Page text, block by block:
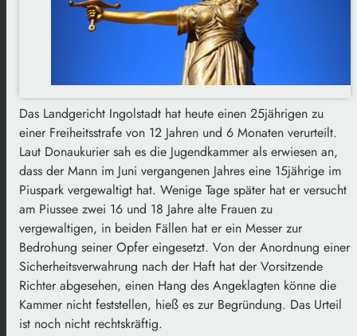
Das Landgericht Ingolstadt hat heute einen 25jährigen zu
einer Freiheitsstrafe von 12 Jahren und 6 Monaten verurteilt.
Laut Donaukurier sah es die Jugendkammer als erwiesen an,
dass der Mann im Juni vergangenen Jahres eine 15jährige im
Piuspark vergewaltigt hat. Wenige Tage später hat er versucht
am Piussee zwei 16 und 18 Jahre alte Frauen zu
vergewaltigen, in beiden Fällen hat er ein Messer zur
Bedrohung seiner Opfer eingesetzt. Von der Anordnung einer
Sicherheitsverwahrung nach der Haft hat der Vorsitzende
Richter abgesehen, einen Hang des Angeklagten könne die
Kammer nicht feststellen, hieß es zur Begründung. Das Urteil
ist noch nicht rechtskräftig.